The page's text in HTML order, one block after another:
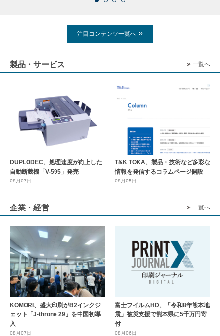
注目コンテンツ一覧へ
製品・サービス 一覧へ
DUPLODEC、処理速度が向上した
自動断裁機「V-595」発売
08月07日
T&K TOKA、製品・技術など多彩な
情報を発信するコラムページ開設
08月05日
企業・経営 一覧へ
KOMORI、盛大印刷がB2インクジ
ェット「J-throne 29」を中国初導
入
08月07日
富士フイルムHD、「令和8年熊本地
震」被災支援で熊本県に5千万円寄
付
08月06日